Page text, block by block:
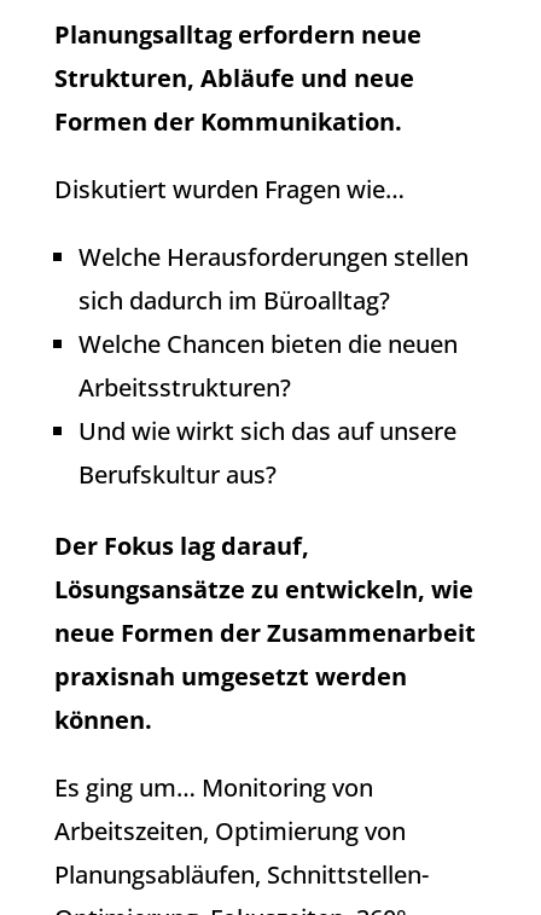
Planungsalltag erfordern neue
Strukturen, Abläufe und neue
Formen der Kommunikation.
Diskutiert wurden Fragen wie…
Welche Herausforderungen stellen
sich dadurch im Büroalltag?
Welche Chancen bieten die neuen
Arbeitsstrukturen?
Und wie wirkt sich das auf unsere
Berufskultur aus?
Der Fokus lag darauf,
Lösungsansätze zu entwickeln, wie
neue Formen der Zusammenarbeit
praxisnah umgesetzt werden
können.
Es ging um… Monitoring von
Arbeitszeiten, Optimierung von
Planungsabläufen, Schnittstellen-